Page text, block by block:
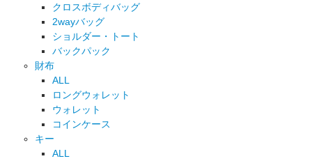
クロスボディバッグ
2wayバッグ
ショルダー・トート
バックパック
財布
ALL
ロングウォレット
ウォレット
コインケース
キー
ALL